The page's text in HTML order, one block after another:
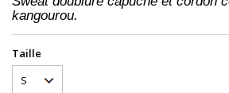
kangourou.
Taille